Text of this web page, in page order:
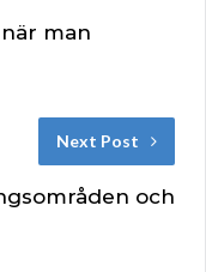
man
Next Post
och